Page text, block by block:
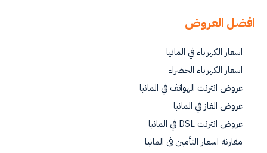
افضل العروض
اسعار الكهرباء في المانيا
اسعار الكهرباء الخضراء
عروض انترنت الهواتف في المانيا
عروض الغاز في المانيا
عروض انترنت DSL في المانيا
مقارنة اسعار التأمين في المانيا